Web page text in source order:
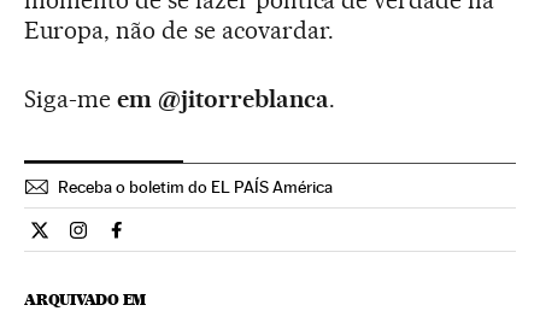
Europa, não de se acovardar.
Siga-me em @jitorreblanca.
Receba o boletim do EL PAÍS América
Opiniao El País Brasil en Twitter
Opiniao El País Brasil en Instagram
Opiniao El País Brasil en Facebook
ARQUIVADO EM